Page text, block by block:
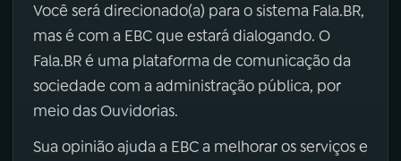
Você será direcionado(a) para o sistema Fala.BR,
mas é com a EBC que estará dialogando. O
Fala.BR é uma plataforma de comunicação da
sociedade com a administração pública, por
meio das Ouvidorias.
Sua opinião ajuda a EBC a melhorar os serviços e